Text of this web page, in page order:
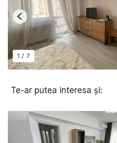
1 / 7
Previous
Te-ar putea interesa și: